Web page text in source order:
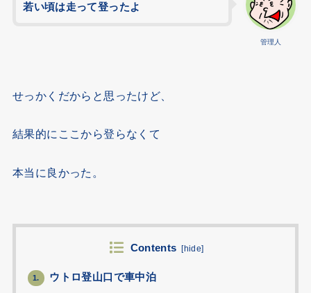
管理人
若い頃は走って登ったよ
せっかくだからと思ったけど、
結果的にここから登らなくて
本当に良かった。
Contents [hide]
1. ウトロ登山口で車中泊